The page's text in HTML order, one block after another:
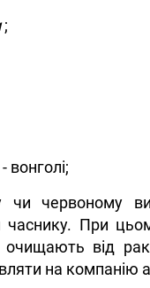
;
вонголі;
чи червоному
часнику. При
очищають від
на компанію